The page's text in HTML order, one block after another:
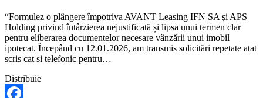
“Formulez o plângere împotriva AVANT Leasing IFN SA și APS
Holding privind întârzierea nejustificată și lipsa unui termen clar
pentru eliberarea documentelor necesare vânzării unui imobil
ipotecat. Începând cu 12.01.2026, am transmis solicitări repetate atat
scris cat si telefonic pentru…
Distribuie